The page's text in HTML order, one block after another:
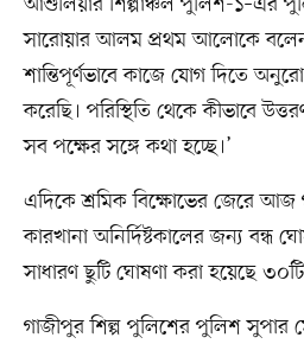
সারোয়ার আলম প্রথম আলোকে
শান্তিপূর্ণভাবে কাজে যোগ দিতে
করেছি। পরিস্থিতি থেকে কীভাবে
সব পক্ষের সঙ্গে কথা হচ্ছে।’
এদিকে শ্রমিক বিক্ষোভের জেরে
কারখানা অনির্দিষ্টকালের জন্য বন্ধ
সাধারণ ছুটি ঘোষণা করা হয়েছে
গাজীপুর শিল্প পুলিশের পুলিশ সুপার